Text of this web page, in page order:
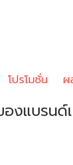
โปรโมชั่น ผ
องแบรนด์